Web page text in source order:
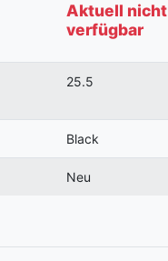
Aktuell nicht
verfügbar
25.5
Black
Neu